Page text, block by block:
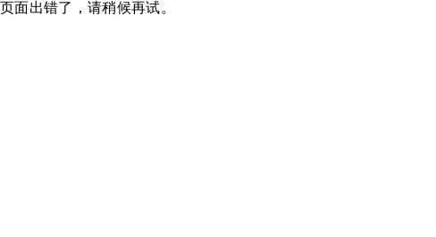
页面出错了，请稍候再试。